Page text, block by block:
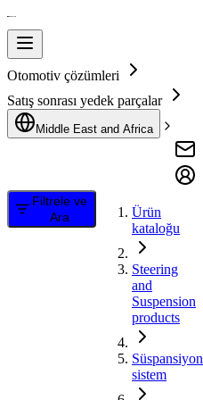
Otomotiv çözümleri
Satış sonrası yedek parçalar
Middle East and Africa
Filtrele ve
Ara
Ürün
kataloğu
Steering
and
Suspension
products
Süspansiyon
sistem